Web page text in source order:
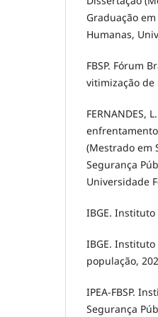
Graduação
Humanas,
FBSP. Fórum
vitimização de
FERNANDES,
(Mestrado em
Segurança
Universidade
IBGE. Instituto
IBGE.
população,
IPEA-FBSP.
Segurança